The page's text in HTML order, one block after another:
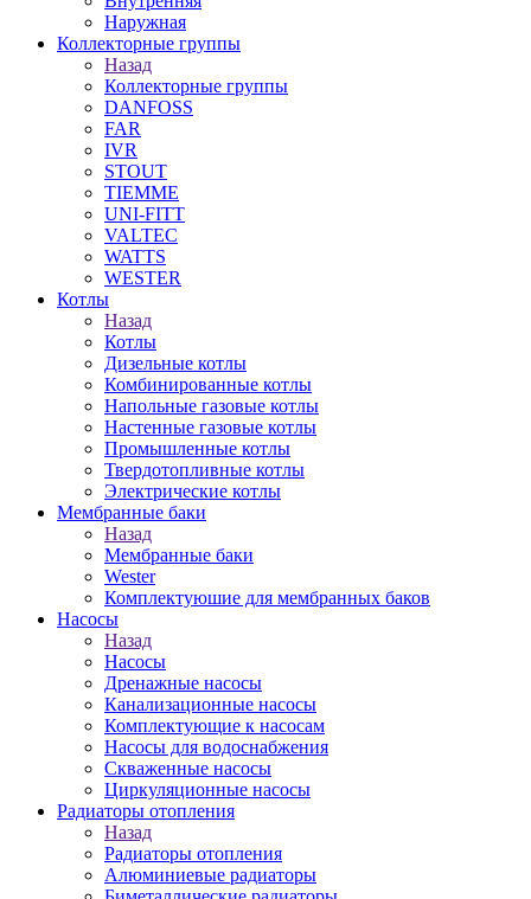
Наружная
Коллекторные группы
Назад
Коллекторные группы
DANFOSS
FAR
IVR
STOUT
TIEMME
UNI-FITT
VALTEC
WATTS
WESTER
Котлы
Назад
Котлы
Дизельные котлы
Комбинированные котлы
Напольные газовые котлы
Настенные газовые котлы
Промышленные котлы
Твердотопливные котлы
Электрические котлы
Мембранные баки
Назад
Мембранные баки
Wester
Комплектуюшие для мембранных баков
Насосы
Назад
Насосы
Дренажные насосы
Канализационные насосы
Комплектующие к насосам
Насосы для водоснабжения
Скваженные насосы
Циркуляционные насосы
Радиаторы отопления
Назад
Радиаторы отопления
Алюминиевые радиаторы